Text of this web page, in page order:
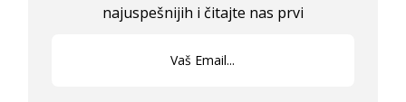
najuspešnijih i čitajte nas prvi